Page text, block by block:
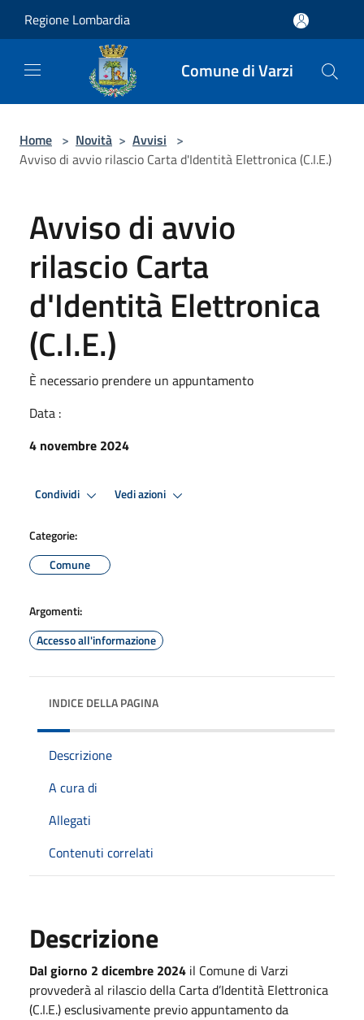
Regione Lombardia
Comune di Varzi
Home > Novità > Avvisi >
Avviso di avvio rilascio Carta d'Identità Elettronica (C.I.E.)
Avviso di avvio
rilascio Carta
d'Identità Elettronica
(C.I.E.)
È necessario prendere un appuntamento
Data :
4 novembre 2024
Condividi Vedi azioni
Categorie:
Comune
Argomenti:
Accesso all'informazione
INDICE DELLA PAGINA
Descrizione
A cura di
Allegati
Contenuti correlati
Descrizione
Dal giorno 2 dicembre 2024 il Comune di Varzi
provvederà al rilascio della Carta d’Identità Elettronica
(C.I.E.) esclusivamente previo appuntamento da